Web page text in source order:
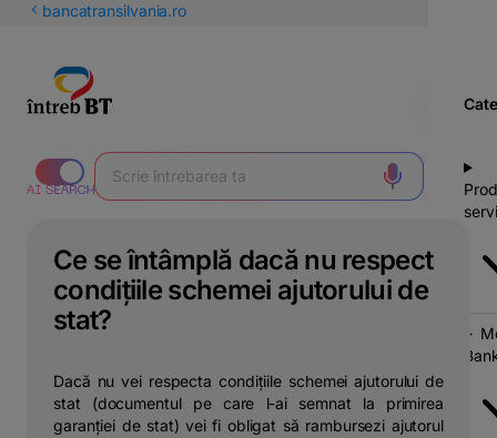
latineștibancatransilvania.ro
Ce se întâmplă dacă nu respect
condițiile schemei ajutorului de
stat?
Dacă nu vei respecta condițiile schemei ajutorului de
stat (documentul pe care l-ai semnat la primirea
garanției de stat) vei fi obligat să rambursezi ajutorul